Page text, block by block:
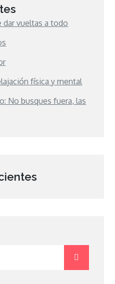
dar vueltas a todo
física y mental
No busques fuera, las